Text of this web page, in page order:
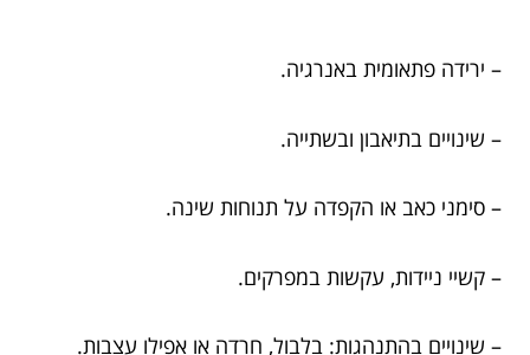
– ירידה פתאומית באנרגיה.
– שינויים בתיאבון ובשתייה.
– סימני כאב או הקפדה על תנוחות שינה.
– קשיי ניידות, עקשות במפרקים.
– שינויים בהתנהגות: בלבול, חרדה או אפילו עצבות.